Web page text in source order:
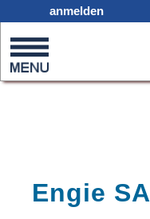
0
on
anmelden
Engie